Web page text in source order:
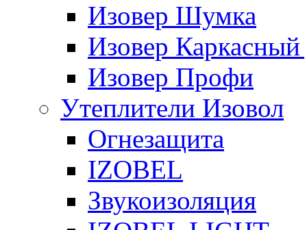
Изовер Шумка
Изовер
Изовер Профи
Утеплители Изовол
Огнезащита
IZOBEL
Звукоизоляция